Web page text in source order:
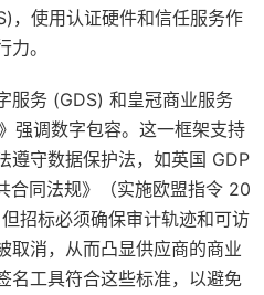
，使用认证硬件和信任服务作
。
服务 (GDS) 和皇冠商业服务
强调数字包容。这一框架支持
遵守数据保护法，如英国 GDP
合同法规》（实施欧盟指令 20
招标必须确保审计轨迹和可访
取消，从而凸显供应商的商业
名工具符合这些标准，以避免